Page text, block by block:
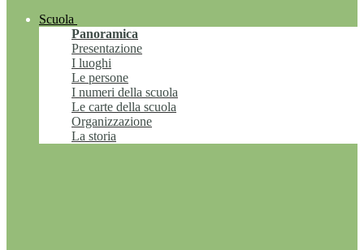
Scuola
Panoramica
Presentazione
I luoghi
Le persone
I numeri della scuola
Le carte della scuola
Organizzazione
La storia